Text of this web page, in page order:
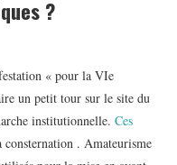
?
« pour la VIe
un petit tour sur le site du
institutionnelle. Ces
. Amateurisme